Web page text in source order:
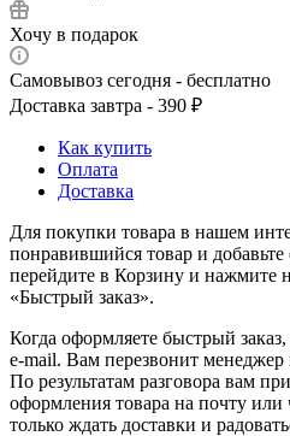
Хочу в подарок
Самовывоз сегодня - бесплатно
Доставка завтра - 390 ₽
Как купить
Оплата
Доставка
Для покупки товара в нашем
понравившийся товар и добавьте
перейдите в Корзину и нажмите
«Быстрый заказ».
Когда оформляете быстрый
e-mail. Вам перезвонит менеджер
По результатам разговора вам
оформления товара на почту
только ждать доставки и